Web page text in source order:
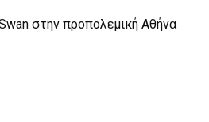
στην προπολεμική Αθήνα